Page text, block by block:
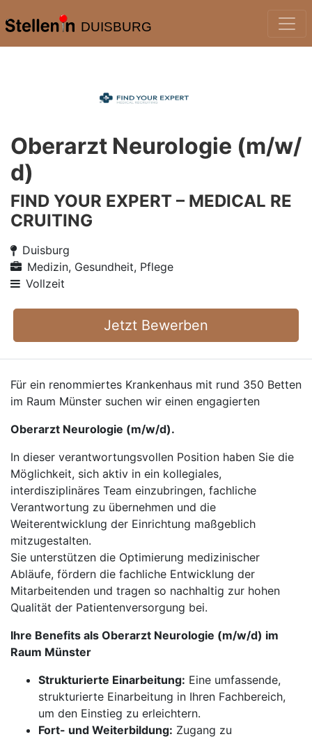
DUISBURG
Oberarzt Neurologie (m/w/
d)
FIND YOUR EXPERT – MEDICAL RE
CRUITING
Duisburg
Medizin, Gesundheit, Pflege
Vollzeit
Jetzt Bewerben
Für ein renommiertes Krankenhaus mit rund 350 Betten
im Raum Münster suchen wir einen engagierten
Oberarzt Neurologie (m/w/d).
In dieser verantwortungsvollen Position haben Sie die
Möglichkeit, sich aktiv in ein kollegiales,
interdisziplinäres Team einzubringen, fachliche
Verantwortung zu übernehmen und die
Weiterentwicklung der Einrichtung maßgeblich
mitzugestalten.
Sie unterstützen die Optimierung medizinischer
Abläufe, fördern die fachliche Entwicklung der
Mitarbeitenden und tragen so nachhaltig zur hohen
Qualität der Patientenversorgung bei.
Ihre Benefits als Oberarzt Neurologie (m/w/d) im
Raum Münster
Strukturierte Einarbeitung: Eine umfassende,
strukturierte Einarbeitung in Ihren Fachbereich,
um den Einstieg zu erleichtern.
Fort- und Weiterbildung: Zugang zu